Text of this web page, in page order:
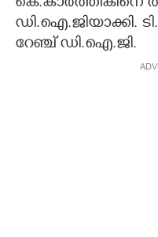
ഡി.ഐ.ജിയാക്കി.
റേഞ്ച് ഡി.ഐ.ജി.